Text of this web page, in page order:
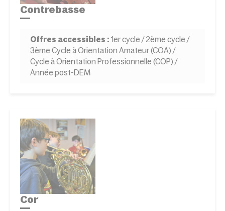
Contrebasse
Offres accessibles : 1er cycle / 2ème cycle /
3ème Cycle à Orientation Amateur (COA) /
Cycle à Orientation Professionnelle (COP) /
Année post-DEM
Cor